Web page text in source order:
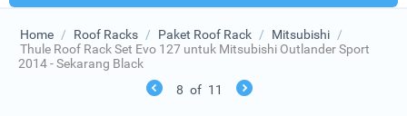
Home / Roof Racks / Paket Roof Rack / Mitsubishi /
Thule Roof Rack Set Evo 127 untuk Mitsubishi Outlander Sport
2014 - Sekarang Black
8 of 11